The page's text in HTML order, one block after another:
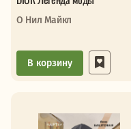
О Нил Майкл
В корзину